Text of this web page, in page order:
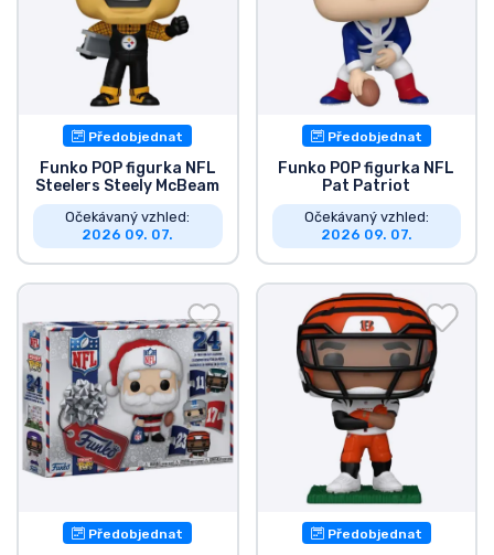
Předobjednat
Funko POP figurka NFL
Steelers Steely McBeam
Očekávaný vzhled:
2026 09. 07.
Předobjednat
Funko POP figurka NFL
Pat Patriot
Očekávaný vzhled:
2026 09. 07.
Předobjednat Předobjednat